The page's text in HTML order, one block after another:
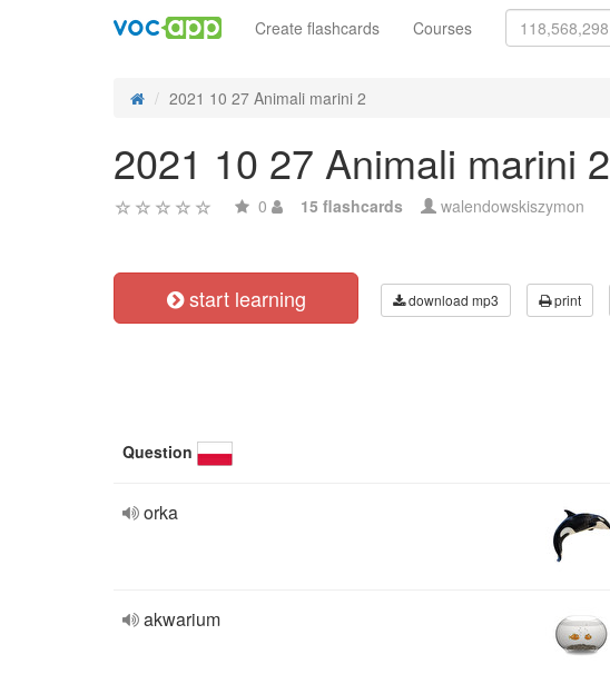
Create flashcards Courses
2021 10 27 Animali marini 2
2021 10 27 Animali marini 2
0 15 flashcards walendowskiszymon
start learning download mp3 print
Question
orka
akwarium